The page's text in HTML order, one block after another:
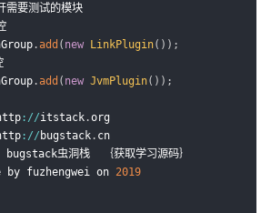
需要测试的模块
.add ( new LinkPlugin( ) ) ;
.add ( new JvmPlugin( ) ) ;
: //itstack .org
: // bugstack . cn
bugstack虫洞栈  ｛获取学习源码｝
by fuzhengwei on 2019